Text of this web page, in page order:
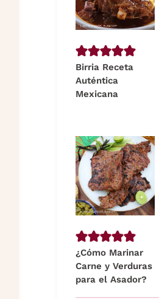
Birria Receta
Auténtica
Mexicana
¿Cómo Marinar
Carne y Verduras
para el Asador?